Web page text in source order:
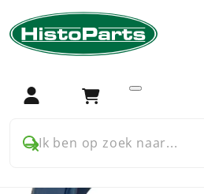
Login Winkelwagen
Ik ben op zoek naar...
Home Trekker onderdelen
Achteras
Oliekeerring Zij-as fendt